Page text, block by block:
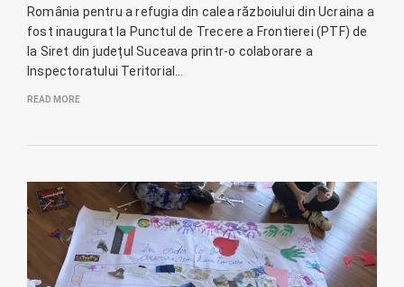
România pentru a refugia din calea războiului din Ucraina a
fost inaugurat la Punctul de Trecere a Frontierei (PTF) de
la Siret din județul Suceava printr-o colaborare a
Inspectoratului Teritorial…
READ MORE